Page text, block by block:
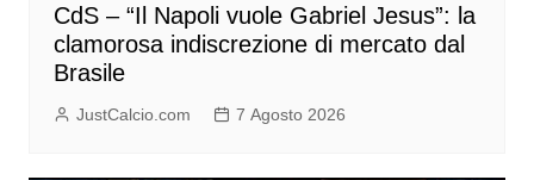
CdS – “Il Napoli vuole Gabriel Jesus”: la
clamorosa indiscrezione di mercato dal
Brasile
JustCalcio.com 7 Agosto 2026